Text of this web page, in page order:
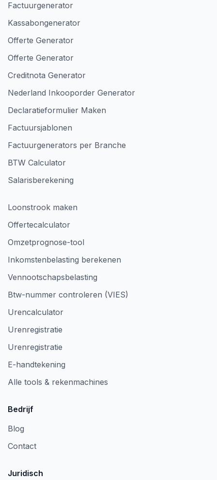
Factuurgenerator
Kassabongenerator
Offerte Generator
Offerte Generator
Creditnota Generator
Nederland Inkooporder Generator
Declaratieformulier Maken
Factuursjablonen
Factuurgenerators per Branche
BTW Calculator
Salarisberekening
Loonstrook maken
Offertecalculator
Omzetprognose-tool
Inkomstenbelasting berekenen
Vennootschapsbelasting
Btw-nummer controleren (VIES)
Urencalculator
Urenregistratie
Urenregistratie
E-handtekening
Alle tools & rekenmachines
Bedrijf
Blog
Contact
Juridisch